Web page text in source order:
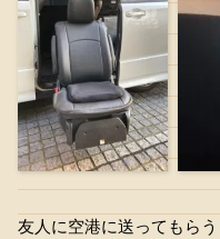
友人に空港に送ってもら